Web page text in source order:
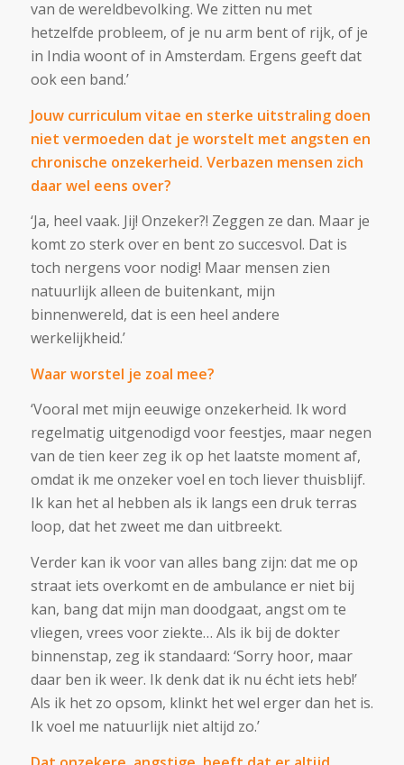
van de wereldbevolking. We zitten nu met
hetzelfde probleem, of je nu arm bent of rijk, of je
in India woont of in Amsterdam. Ergens geeft dat
ook een band.’
Jouw curriculum vitae en sterke uitstraling doen
niet vermoeden dat je worstelt met angsten en
chronische onzekerheid. Verbazen mensen zich
daar wel eens over?
‘Ja, heel vaak. Jij! Onzeker?! Zeggen ze dan. Maar je
komt zo sterk over en bent zo succesvol. Dat is
toch nergens voor nodig! Maar mensen zien
natuurlijk alleen de buitenkant, mijn
binnenwereld, dat is een heel andere
werkelijkheid.’
Waar worstel je zoal mee?
‘Vooral met mijn eeuwige onzekerheid. Ik word
regelmatig uitgenodigd voor feestjes, maar negen
van de tien keer zeg ik op het laatste moment af,
omdat ik me onzeker voel en toch liever thuisblijf.
Ik kan het al hebben als ik langs een druk terras
loop, dat het zweet me dan uitbreekt.
Verder kan ik voor van alles bang zijn: dat me op
straat iets overkomt en de ambulance er niet bij
kan, bang dat mijn man doodgaat, angst om te
vliegen, vrees voor ziekte… Als ik bij de dokter
binnenstap, zeg ik standaard: ‘Sorry hoor, maar
daar ben ik weer. Ik denk dat ik nu écht iets heb!’
Als ik het zo opsom, klinkt het wel erger dan het is.
Ik voel me natuurlijk niet altijd zo.’